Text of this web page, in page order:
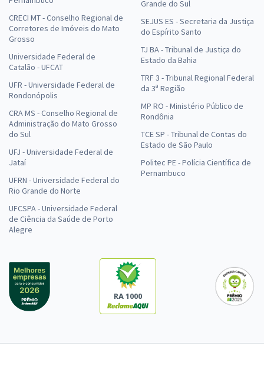
CRECI MT - Conselho Regional de
Corretores de Imóveis do Mato
Grosso
Universidade Federal de
Catalão - UFCAT
UFR - Universidade Federal de
Rondonópolis
CRA MS - Conselho Regional de
Administração do Mato Grosso
do Sul
UFJ - Universidade Federal de
Jataí
UFRN - Universidade Federal do
Rio Grande do Norte
UFCSPA - Universidade Federal
de Ciência da Saúde de Porto
Alegre
Grande do Sul
SEJUS ES - Secretaria da Justiça
do Espírito Santo
TJ BA - Tribunal de Justiça do
Estado da Bahia
TRF 3 - Tribunal Regional Federal
da 3ª Região
MP RO - Ministério Público de
Rondônia
TCE SP - Tribunal de Contas do
Estado de São Paulo
Politec PE - Polícia Científica de
Pernambuco
RA 1000